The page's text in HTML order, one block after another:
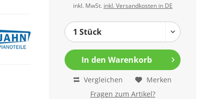
inkl. MwSt. inkl. Versandkosten in DE
In den Warenkorb
Vergleichen
Merken
Fragen zum Artikel?